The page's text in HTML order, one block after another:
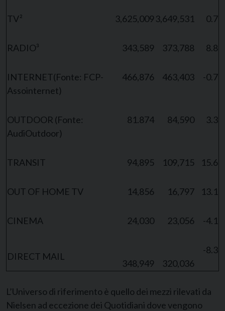
TV² 3,625,009 3,649,531 0.7
RADIO³ 343,589 373,788 8.8
INTERNET(Fonte: FCP-
Assointernet)
466,876 463,403 -0.7
OUTDOOR (Fonte:
AudiOutdoor)
81.874 84,590 3.3
TRANSIT 94,895 109,715 15.6
OUT OF HOME TV 14,856 16,797 13.1
CINEMA 24,030 23,056 -4.1
DIRECT MAIL
348,949 320,036
-8.3
L’Universo di riferimento è quello dei mezzi rilevati da
Nielsen ad eccezione dei Quotidiani dove vengono